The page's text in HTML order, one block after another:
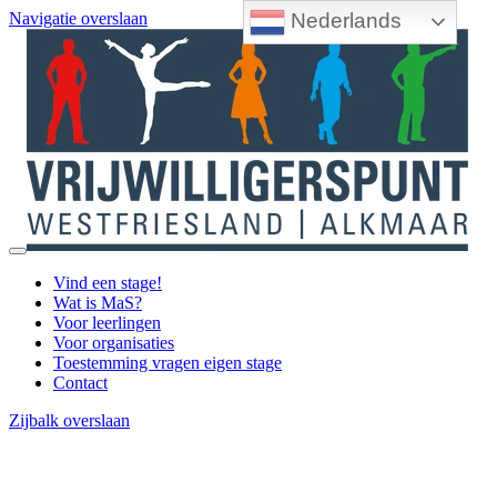
Nederlands
Navigatie overslaan
Vind een stage!
Wat is MaS?
Voor leerlingen
Voor organisaties
Toestemming vragen eigen stage
Contact
Zijbalk overslaan